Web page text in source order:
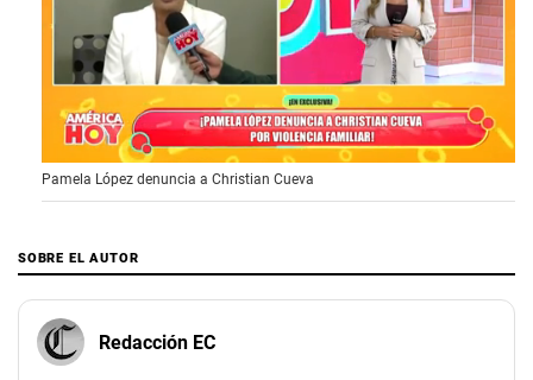
1
s
e
n
o
f
3
m
Pamela López denuncia a Christian Cueva
SOBRE EL AUTOR
Redacción EC